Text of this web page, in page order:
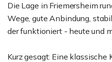
Die Lage in Friemersheim
Wege, gute Anbindung,
der funktioniert - heute und
Kurz gesagt: Eine